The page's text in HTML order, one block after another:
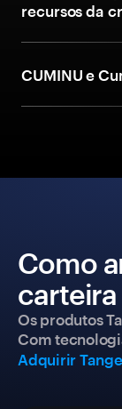
recursos da
CUMINU e
Como
Os produtos
Com
Adquirir